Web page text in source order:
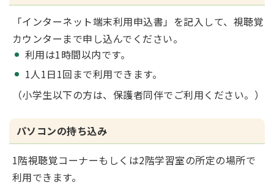
「インターネット端末利用申込書」を記入して、視聴覚
カウンターまで申し込んでください。
利用は1時間以内です。
1人1日1回まで利用できます。
（小学生以下の方は、保護者同伴でご利用ください。）
パソコンの持ち込み
1階視聴覚コーナーもしくは2階学習室の所定の場所で
利用できます。